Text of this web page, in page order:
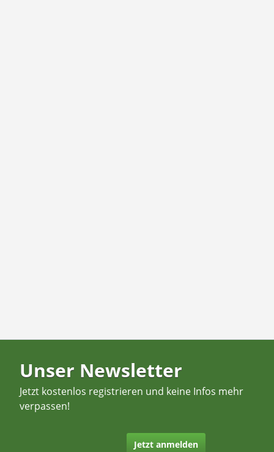
Unser Newsletter
Jetzt kostenlos registrieren und keine Infos mehr
verpassen!
Jetzt anmelden